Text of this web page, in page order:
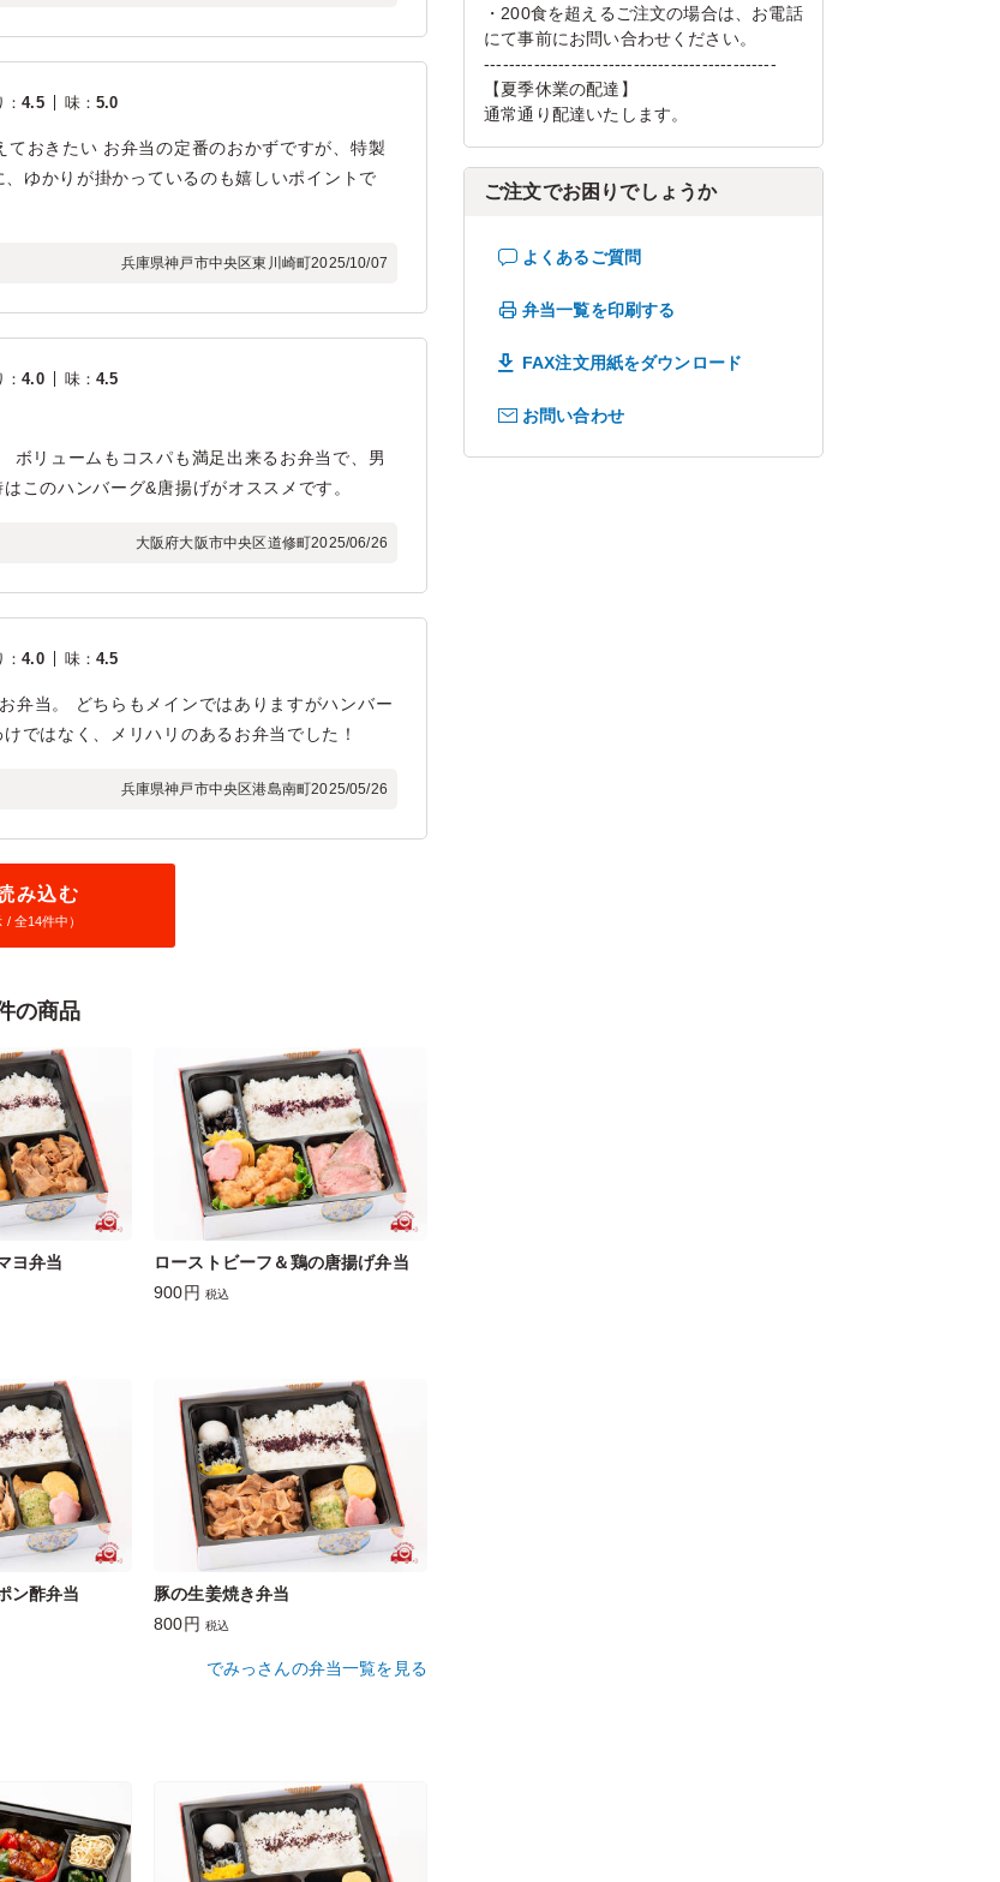
：4.5 味：5.0
おきたい お弁当の定番のおかずですが、特製
ゆかりが掛かっているのも嬉しいポイントで
兵庫県神戸市中央区東川崎町2025/10/07
：4.0 味：4.5
ボリュームもコスパも満足出来るお弁当で、男
このハンバーグ&唐揚げがオススメです。
大阪府大阪市中央区道修町2025/06/26
：4.0 味：4.5
弁当。 どちらもメインではありますがハンバー
ではなく、メリハリのあるお弁当でした！
兵庫県神戸市中央区港島南町2025/05/26
み込む
/ 全14件中）
の商品
ヨ弁当
ローストビーフ＆鶏の唐揚げ弁当
900円 税込
ン酢弁当
豚の生姜焼き弁当
800円 税込
でみっさんの弁当一覧を見る
・200食を超えるご注文の場合は、お電話
にて事前にお問い合わせください。
-----------------------------------------------
【夏季休業の配達】
通常通り配達いたします。
ご注文でお困りでしょうか
よくあるご質問
弁当一覧を印刷する
FAX注文用紙をダウンロード
お問い合わせ